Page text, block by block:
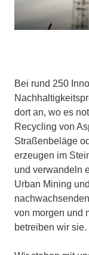
Bei rund 250
dort an, wo es
Recycling von
Straßenbeläge
erzeugen im
und verwandeln
Urban Mining
von morgen und
betreiben wir sie.